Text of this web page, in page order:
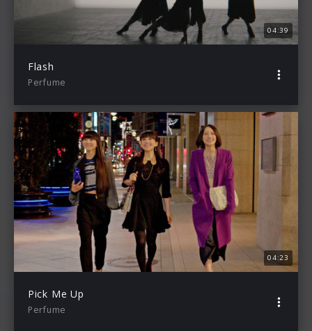
04:39
Flash
Perfume
04:23
Pick Me Up
Perfume